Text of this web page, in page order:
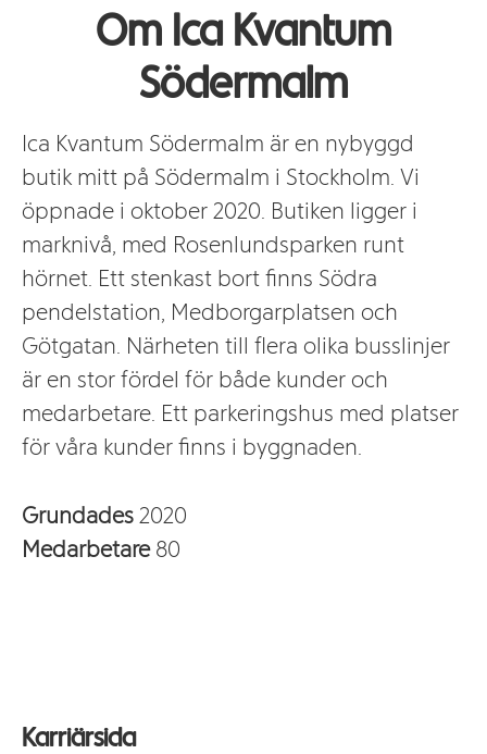
Om Ica Kvantum
Södermalm
Ica Kvantum Södermalm är en nybyggd
butik mitt på Södermalm i Stockholm. Vi
öppnade i oktober 2020. Butiken ligger i
marknivå, med Rosenlundsparken runt
hörnet. Ett stenkast bort finns Södra
pendelstation, Medborgarplatsen och
Götgatan. Närheten till flera olika busslinjer
är en stor fördel för både kunder och
medarbetare. Ett parkeringshus med platser
för våra kunder finns i byggnaden.
Grundades 2020
Medarbetare 80
Karriärsida